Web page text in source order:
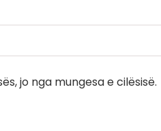
jo nga mungesa e cilësisë.